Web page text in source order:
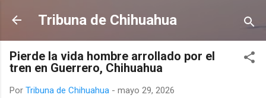
Ir al contenido principal
Tribuna de Chihuahua
Pierde la vida hombre arrollado por el
tren en Guerrero, Chihuahua
Por Tribuna de Chihuahua - mayo 29, 2026